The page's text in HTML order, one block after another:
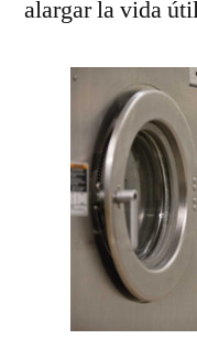
alargar la vida